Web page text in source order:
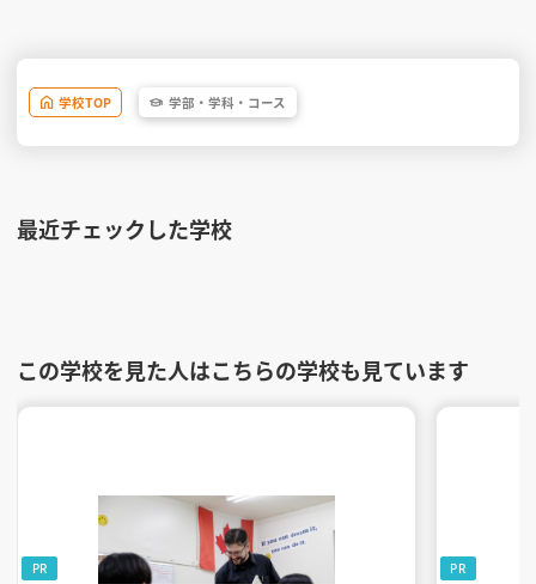
学校TOP 学部・ 学科・ コース
最近チェックした学校
この学校を見た人はこちらの学校も見ています
PR PR